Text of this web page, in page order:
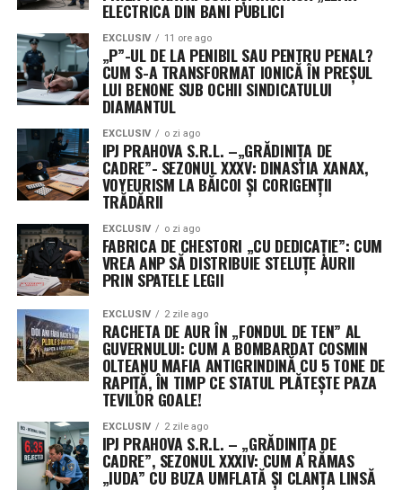
optimizați pentru comunicare de mare bandă și latență
scăzută.
Aceste platforme orbitale vor fi transportate în spațiu
de noua rachetă Neutron, un lansator de clasă grea
programat pentru primul zbor spre finalul acestui an,
de la complexul din Wallops Island, Virginia. Designul
plat permite optimizarea spațiului în interiorul rachetei,
facilitând desfășurarea rapidă a unor rețele vaste de
senzori, esențiale pentru detectarea țintelor mobile în
timp real.
Misterul celui de-al treilea jucător: Securitatea
operațională ascunde identitatea unor contractori
cheie
Un aspect neobișnuit al acestui anunț este menținerea
sub anonimat a celui de-al treilea beneficiar al
contractului. Purtătorii de cuvânt ai comandamentului
au precizat că decizia este dictată strict de protocoalele
de securitate operațională (OPSEC), menite să protejeze
profilurile misiunilor sensibile și capacitățile specifice
dezvoltate.
ELECTRICA DIN BANI PUBLICI
EXCLUSIV 11 ore ago
„P”-UL DE LA PENIBIL SAU PENTRU PENAL?
CUM S-A TRANSFORMAT IONICĂ ÎN PREȘUL
LUI BENONE SUB OCHII SINDICATULUI
DIAMANTUL
EXCLUSIV o zi ago
IPJ PRAHOVA S.R.L. –„GRĂDINIȚA DE
CADRE”- SEZONUL XXXV: DINASTIA XANAX,
VOYEURISM LA BĂICOI ȘI CORIGENȚII
TRĂDĂRII
EXCLUSIV o zi ago
FABRICA DE CHESTORI „CU DEDICAȚIE”: CUM
VREA ANP SĂ DISTRIBUIE STELUȚE AURII
PRIN SPATELE LEGII
EXCLUSIV 2 zile ago
RACHETA DE AUR ÎN „FONDUL DE TEN” AL
GUVERNULUI: CUM A BOMBARDAT COSMIN
OLTEANU MAFIA ANTIGRINDINĂ CU 5 TONE DE
RAPIȚĂ, ÎN TIMP CE STATUL PLĂTEȘTE PAZA
TEVILOR GOALE!
EXCLUSIV 2 zile ago
IPJ PRAHOVA S.R.L. – „GRĂDINIȚA DE
CADRE”, SEZONUL XXXIV: CUM A RĂMAS
„IUDA” CU BUZA UMFLATĂ ȘI CLANȚA LINSĂ